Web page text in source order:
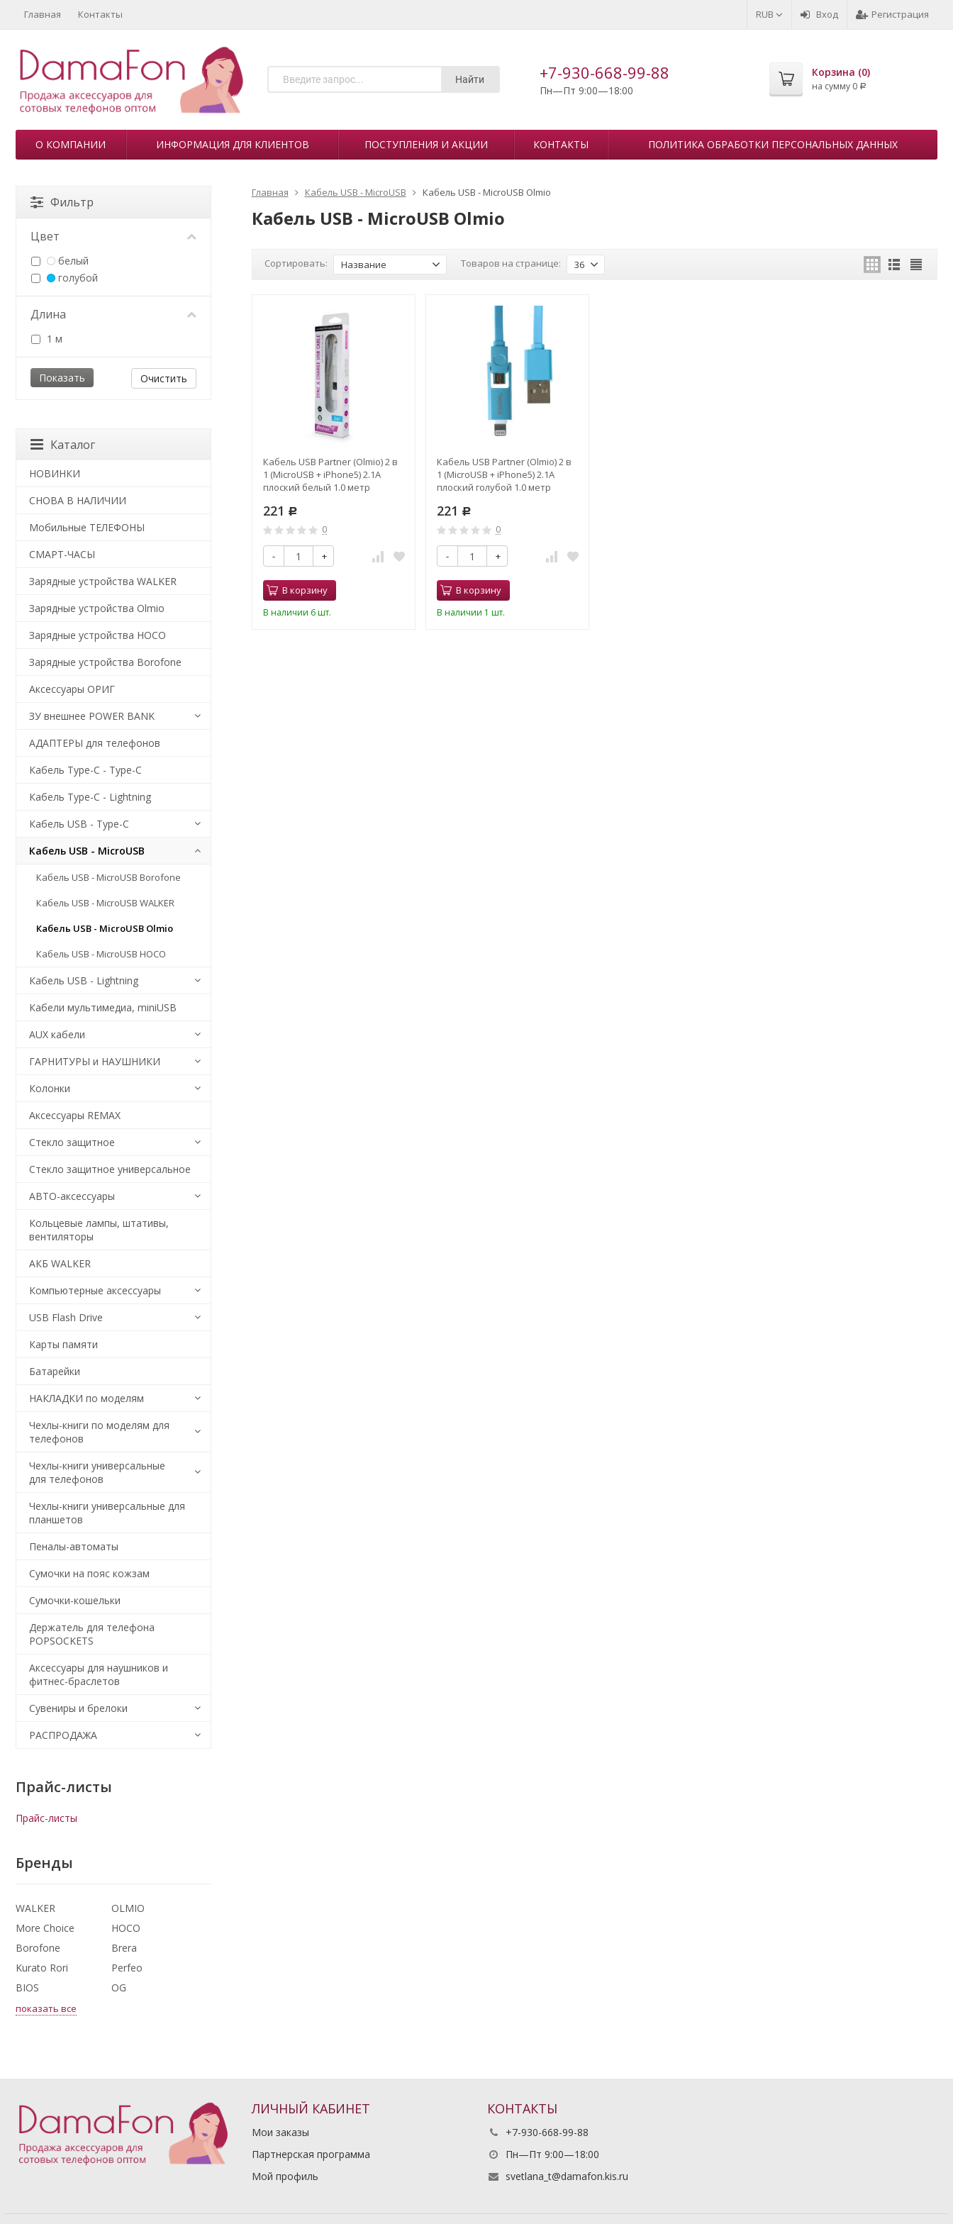
RUB Вход Регистрация
Главная Контакты
Найти +7-930-668-99-88
Пн—Пт 9:00—18:00
Корзина (0)
на сумму 0 Р
О КОМПАНИИ ИНФОРМАЦИЯ ДЛЯ КЛИЕНТОВ ПОСТУПЛЕНИЯ И АКЦИИ КОНТАКТЫ ПОЛИТИКА ОБРАБОТКИ ПЕРСОНАЛЬНЫХ ДАННЫХ
Главная Кабель USB - MicroUSB Кабель USB - MicroUSB Olmio
Кабель USB - MicroUSB Olmio
Сортировать: Название Товаров на странице: 36
Кабель USB Partner (Olmio) 2 в
1 (MicroUSB + iPhone5) 2.1A
плоский белый 1.0 метр
221 Р
0
- +
В корзину
В наличии 6 шт.
Кабель USB Partner (Olmio) 2 в
1 (MicroUSB + iPhone5) 2.1A
плоский голубой 1.0 метр
221 Р
0
- +
В корзину
В наличии 1 шт.
Фильтр
Цвет
белый
голубой
Длина
1 м
Очистить
Каталог
НОВИНКИ
СНОВА В НАЛИЧИИ
Мобильные ТЕЛЕФОНЫ
СМАРТ-ЧАСЫ
Зарядные устройства WALKER
Зарядные устройства Olmio
Зарядные устройства HOCO
Зарядные устройства Borofone
Аксессуары ОРИГ
ЗУ внешнее POWER BANK
АДАПТЕРЫ для телефонов
Кабель Type-C - Type-C
Кабель Type-C - Lightning
Кабель USB - Type-C
Кабель USB - MicroUSB
Кабель USB - MicroUSB Borofone
Кабель USB - MicroUSB WALKER
Кабель USB - MicroUSB Olmio
Кабель USB - MicroUSB HOCO
Кабель USB - Lightning
Кабели мультимедиа, miniUSB
AUX кабели
ГАРНИТУРЫ и НАУШНИКИ
Колонки
Аксессуары REMAX
Стекло защитное
Стекло защитное универсальное
АВТО-аксессуары
Кольцевые лампы, штативы,
вентиляторы
АКБ WALKER
Компьютерные аксессуары
USB Flash Drive
Карты памяти
Батарейки
НАКЛАДКИ по моделям
Чехлы-книги по моделям для
телефонов
Чехлы-книги универсальные
для телефонов
Чехлы-книги универсальные для
планшетов
Пеналы-автоматы
Сумочки на пояс кожзам
Сумочки-кошельки
Держатель для телефона
POPSOCKETS
Аксессуары для наушников и
фитнес-браслетов
Сувениры и брелоки
РАСПРОДАЖА
Прайс-листы
Прайс-листы
Бренды
WALKER
OLMIO
More Choice
HOCO
Borofone
Brera
Kurato Rori
Perfeo
BIOS
OG
показать все
ЛИЧНЫЙ КАБИНЕТ
Мои заказы
Партнерская программа
Мой профиль
КОНТАКТЫ
+7-930-668-99-88
Пн—Пт 9:00—18:00
svetlana_t@damafon.kis.ru